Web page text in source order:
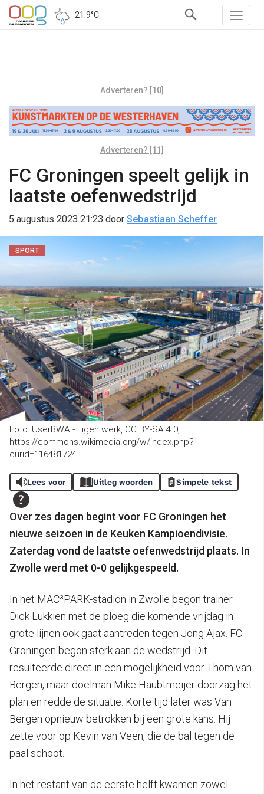
21.9°C
Adverteren? [10]
Adverteren? [11]
FC Groningen speelt gelijk in
laatste oefenwedstrijd
5 augustus 2023 21:23 door Sebastiaan Scheffer
SPORT
Foto: UserBWA - Eigen werk, CC BY-SA 4.0,
https://commons.wikimedia.org/w/index.php?
curid=116481724
Lees voor Uitleg woorden Simpele tekst
Over zes dagen begint voor FC Groningen het
nieuwe seizoen in de Keuken Kampioendivisie.
Zaterdag vond de laatste oefenwedstrijd plaats. In
Zwolle werd met 0-0 gelijkgespeeld.
In het MAC³PARK-stadion in Zwolle begon trainer
Dick Lukkien met de ploeg die komende vrijdag in
grote lijnen ook gaat aantreden tegen Jong Ajax. FC
Groningen begon sterk aan de wedstrijd. Dit
resulteerde direct in een mogelijkheid voor Thom van
Bergen, maar doelman Mike Haubtmeijer doorzag het
plan en redde de situatie. Korte tijd later was Van
Bergen opnieuw betrokken bij een grote kans. Hij
zette voor op Kevin van Veen, die de bal tegen de
paal schoot.
In het restant van de eerste helft kwamen zowel